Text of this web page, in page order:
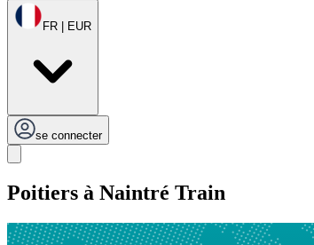
FR | EUR
se connecter
Poitiers à Naintré Train